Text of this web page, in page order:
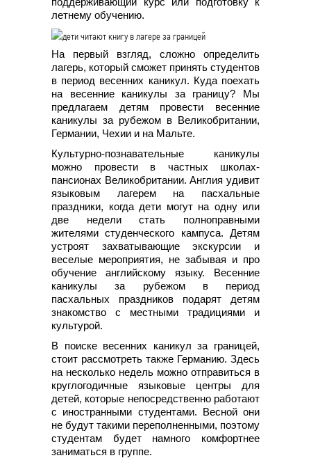
летнему обучению.
На первый взгляд, сложно определить
лагерь, который сможет принять студентов
в период весенних каникул. Куда поехать
на весенние каникулы за границу? Мы
предлагаем детям провести весенние
каникулы за рубежом в Великобритании,
Германии, Чехии и на Мальте.
Культурно-познавательные каникулы
можно провести в частных школах-
пансионах Великобритании. Англия удивит
языковым лагерем на пасхальные
праздники, когда дети могут на одну или
две недели стать полноправными
жителями студенческого кампуса. Детям
устроят захватывающие экскурсии и
веселые мероприятия, не забывая и про
обучение английскому языку. Весенние
каникулы за рубежом в период
пасхальных праздников подарят детям
знакомство с местными традициями и
культурой.
В поиске весенних каникул за границей,
стоит рассмотреть также Германию. Здесь
на несколько недель можно отправиться в
круглогодичные языковые центры для
детей, которые непосредственно работают
с иностранными студентами. Весной они
не будут такими переполненными, поэтому
студентам будет намного комфортнее
заниматься в группе.